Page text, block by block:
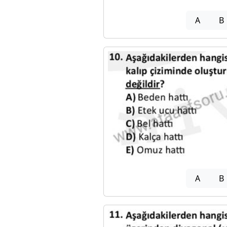
A B
A B